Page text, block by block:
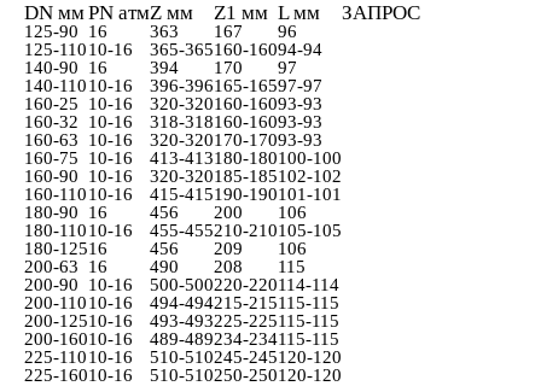
DN ммPN атмZ мм Z1 мм L мм ЗАПРОС
125-90 16 363 167
96
125-11010-16 365-365160-16094-94
140-90
16 394 170
97
140-11010-16 396-396165-16597-97
160-25
10-16 320-320160-16093-93
160-32
10-16 318-318160-16093-93
160-63
10-16 320-320170-17093-93
160-75
10-16 413-413180-180100-100
160-90
10-16 320-320185-185102-102
160-11010-16 415-415190-190101-101
180-90
16 456 200
106
180-11010-16 455-455210-210105-105
180-12516 456 209
106
200-63
16 490 208
115
200-90
10-16 500-500220-220114-114
200-11010-16 494-494215-215115-115
200-12510-16 493-493225-225115-115
200-16010-16 489-489234-234115-115
225-11010-16 510-510245-245120-120
225-16010-16 510-510250-250120-120